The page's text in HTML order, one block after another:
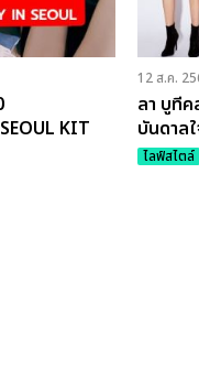
KIT
12 ส.ค.
ลา บูที
บันดาล
ไลฟ์สไตล์